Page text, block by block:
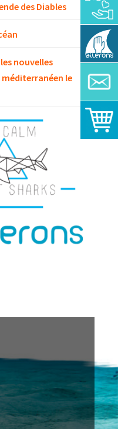
des Diables
nouvelles
le